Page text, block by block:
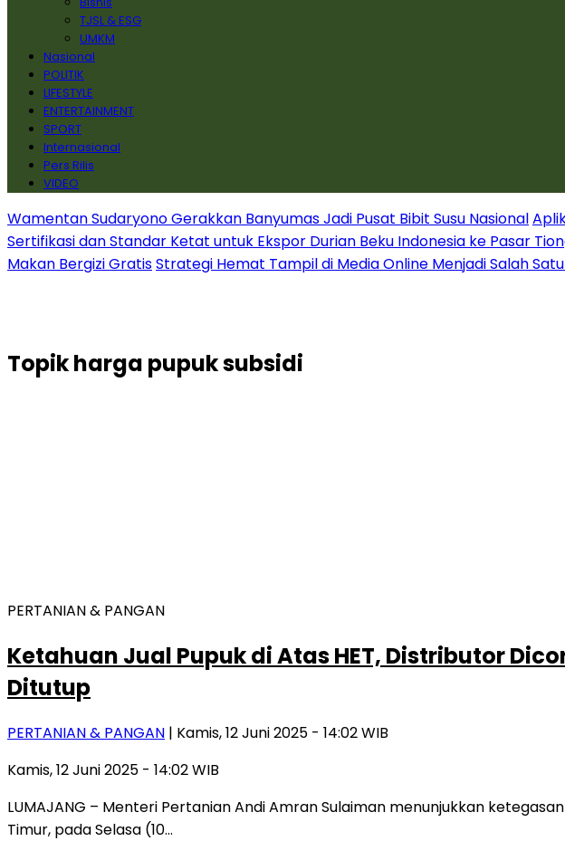
TJSL & ESG
UMKM
Nasional
POLITIK
LIFESTYLE
ENTERTAINMENT
SPORT
Internasional
Pers Rilis
VIDEO
Wamentan Sudaryono Gerakkan Banyumas Jadi Pusat Bibit Susu Nasional
Sertifikasi dan Standar Ketat untuk Ekspor Durian Beku Indonesia ke Pasar
Makan Bergizi GratisStrategi Hemat Tampil di Media Online Menjadi Salah
Topikharga pupuk subsidi
PERTANIAN & PANGAN
Ketahuan Jual Pupuk di Atas HET, Distributor
Ditutup
PERTANIAN & PANGAN | Kamis, 12 Juni 2025 - 14:02 WIB
Kamis, 12 Juni 2025 - 14:02 WIB
LUMAJANG – Menteri Pertanian Andi Amran Sulaiman menunjukkan
Timur, pada Selasa (10…